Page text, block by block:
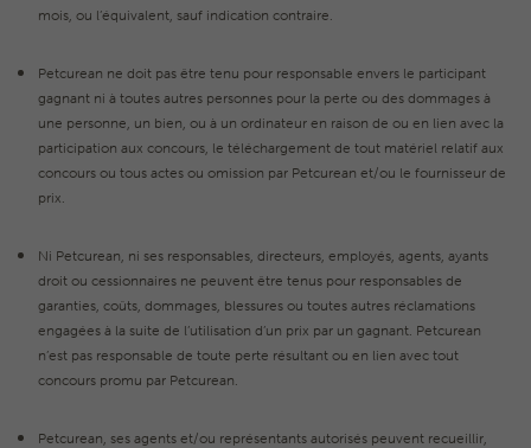
mois, ou l’équivalent, sauf indication contraire.
Petcurean ne doit pas être tenu pour responsable envers le participant
gagnant ni à toutes autres personnes pour la perte ou des dommages à
une personne, un bien, ou à un ordinateur en raison de ou en lien avec la
participation aux concours, le téléchargement de tout matériel relatif aux
concours ou tous actes ou omission par Petcurean et/ou le fournisseur de
prix.
Ni Petcurean, ni ses responsables, directeurs, employés, agents, ayants
droit ou cessionnaires ne peuvent être tenus pour responsables de
garanties, coûts, dommages, blessures ou toutes autres réclamations
engagées à la suite de l’utilisation d’un prix par un gagnant. Petcurean
n’est pas responsable de toute perte résultant ou en lien avec tout
concours promu par Petcurean.
Petcurean, ses agents et/ou représentants autorisés peuvent recueillir,